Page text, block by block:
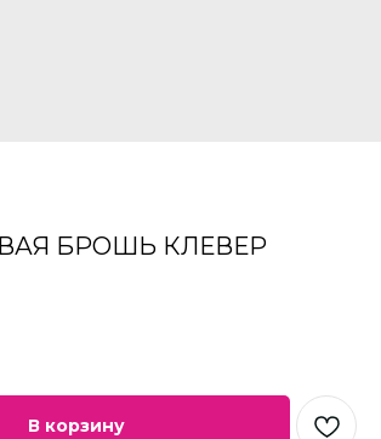
БРОШЬ КЛЕВЕР
В корзину